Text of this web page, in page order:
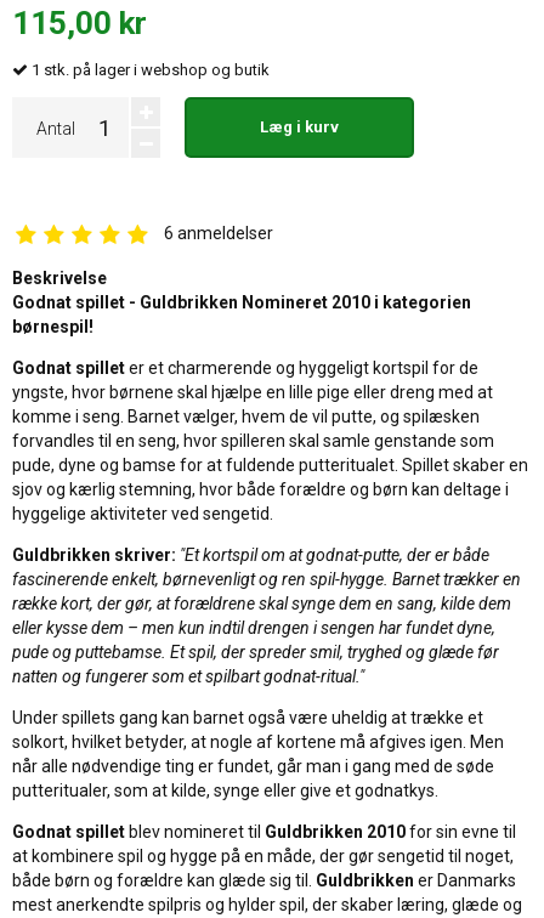
115,00 kr
1 stk. på lager i webshop og butik
Antal Læg i kurv
6 anmeldelser
Beskrivelse
Godnat spillet - Guldbrikken Nomineret 2010 i kategorien
børnespil!
Godnat spilleter et charmerende og hyggeligt kortspil for de
yngste, hvor børnene skal hjælpe en lille pige eller dreng med at
komme i seng. Barnet vælger, hvem de vil putte, og spilæsken
forvandles til en seng, hvor spilleren skal samle genstande som
pude, dyne og bamse for at fuldende putteritualet. Spillet skaber en
sjov og kærlig stemning, hvor både forældre og børn kan deltage i
hyggelige aktiviteter ved sengetid.
Guldbrikken skriver: "Et kortspil om at godnat-putte, der er både
fascinerende enkelt, børnevenligt og ren spil-hygge. Barnet trækker en
række kort, der gør, at forældrene skal synge dem en sang, kilde dem
eller kysse dem – men kun indtil drengen i sengen har fundet dyne,
pude og puttebamse. Et spil, der spreder smil, tryghed og glæde før
natten og fungerer som et spilbart godnat-ritual."
Under spillets gang kan barnet også være uheldig at trække et
solkort, hvilket betyder, at nogle af kortene må afgives igen. Men
når alle nødvendige ting er fundet, går man i gang med de søde
putteritualer, som at kilde, synge eller give et godnatkys.
Godnat spillet blev nomineret til Guldbrikken 2010for sin evne til
at kombinere spil og hygge på en måde, der gør sengetid til noget,
både børn og forældre kan glæde sig til. Guldbrikken er Danmarks
mest anerkendte spilpris og hylder spil, der skaber læring, glæde og